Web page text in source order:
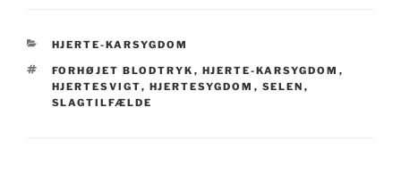
CATEGORIES
HJERTE-KARSYGDOM
TAGS
FORHØJET BLODTRYK , HJERTE-KARSYGDOM ,
HJERTESVIGT, HJERTESYGDOM , SELEN ,
SLAGTILFÆLDE